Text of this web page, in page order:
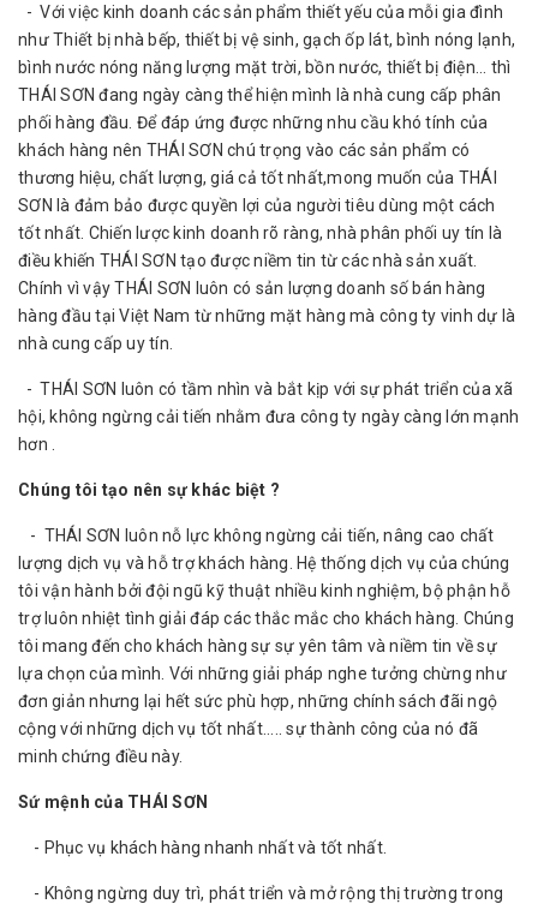
- Với việc kinh doanh các sản phẩm thiết yếu của mỗi gia đình
như Thiết bị nhà bếp, thiết bị vệ sinh, gạch ốp lát, bình nóng lạnh,
bình nước nóng năng lượng mặt trời, bồn nước, thiết bị điện... thì
THÁI SƠN đang ngày càng thể hiện mình là nhà cung cấp phân
phối hàng đầu. Để đáp ứng được những nhu cầu khó tính của
khách hàng nên THÁI SƠN chú trọng vào các sản phẩm có
thương hiệu, chất lượng, giá cả tốt nhất,mong muốn của THÁI
SƠN là đảm bảo được quyền lợi của người tiêu dùng một cách
tốt nhất. Chiến lược kinh doanh rõ ràng, nhà phân phối uy tín là
điều khiến THÁI SƠN tạo được niềm tin từ các nhà sản xuất.
Chính vì vậy THÁI SƠN luôn có sản lượng doanh số bán hàng
hàng đầu tại Việt Nam từ những mặt hàng mà công ty vinh dự là
nhà cung cấp uy tín.
- THÁI SƠN luôn có tầm nhìn và bắt kịp với sự phát triển của xã
hội, không ngừng cải tiến nhằm đưa công ty ngày càng lớn mạnh
hơn .
Chúng tôi tạo nên sự khác biệt ?
- THÁI SƠN luôn nỗ lực không ngừng cải tiến, nâng cao chất
lượng dịch vụ và hỗ trợ khách hàng. Hệ thống dịch vụ của chúng
tôi vận hành bởi đội ngũ kỹ thuật nhiều kinh nghiệm, bộ phận hỗ
trợ luôn nhiệt tình giải đáp các thắc mắc cho khách hàng. Chúng
tôi mang đến cho khách hàng sự sự yên tâm và niềm tin về sự
lựa chọn của mình. Với những giải pháp nghe tưởng chừng như
đơn giản nhưng lại hết sức phù hợp, những chính sách đãi ngộ
cộng với những dịch vụ tốt nhất..... sự thành công của nó đã
minh chứng điều này.
Sứ mệnh của THÁI SƠN
- Phục vụ khách hàng nhanh nhất và tốt nhất.
- Không ngừng duy trì, phát triển và mở rộng thị trường trong